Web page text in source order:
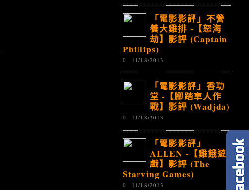
「電影影評」不營
養大雞排 -【怒海
劫】影評 (Captain
Phillips)
0 11/18/2013
「電影影評」香功
堂 -【腳踏車大作
戰】影評 (Wadjda)
0 11/18/2013
「電影影評」
ALLEN -【雞餓遊
戲】影評 (The
Starving Games)
0 11/18/2013